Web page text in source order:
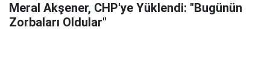
Meral Akşener, CHP'ye Yüklendi: "Bugünün
Zorbaları Oldular"